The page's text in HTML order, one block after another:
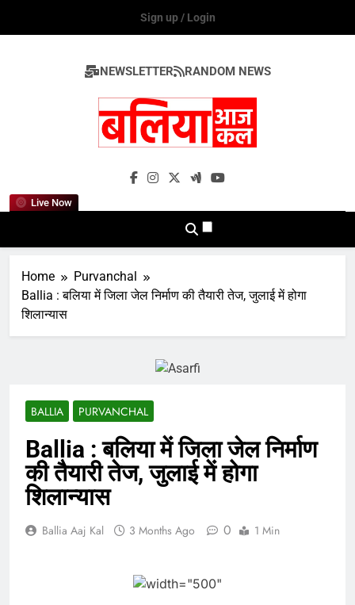
Sign up / Login
NEWSLETTER RANDOM NEWS
Live Now
Ballia Aaj Kal
Home
Purvanchal
Ballia : बलिया में जिला जेल निर्माण की तैयारी तेज, जुलाई में होगा
शिलान्यास
BALLIA PURVANCHAL
Ballia : बलिया में जिला जेल निर्माण
की तैयारी तेज, जुलाई में होगा
शिलान्यास
Ballia Aaj Kal 3 Months Ago 0 1 Min